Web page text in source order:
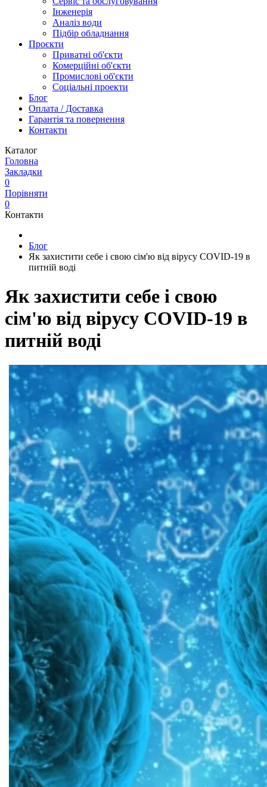
Інженерія
Аналіз води
Підбір обладнання
Проєкти
Приватні об'єкти
Комерційні об'єкти
Промислові об'єкти
Соціальні проекти
Блог
Оплата / Доставка
Гарантія та повернення
Контакти
Каталог
Головна
Закладки
0
Порівняти
0
Контакти
Блог
Як захистити себе і свою сім'ю від вірусу COVID-19 в
питній воді
Як захистити себе і свою
сім'ю від вірусу COVID-19 в
питній воді